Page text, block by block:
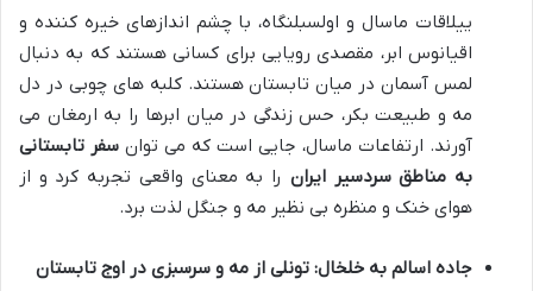
ییلاقات ماسال و اولسبلنگاه، با چشم اندازهای خیره کننده و
اقیانوس ابر، مقصدی رویایی برای کسانی هستند که به دنبال
لمس آسمان در میان تابستان هستند. کلبه های چوبی در دل
مه و طبیعت بکر، حس زندگی در میان ابرها را به ارمغان می
آورند. ارتفاعات ماسال، جایی است که می توان سفر تابستانی
به مناطق سردسیر ایران را به معنای واقعی تجربه کرد و از
هوای خنک و منظره بی نظیر مه و جنگل لذت برد.
جاده اسالم به خلخال: تونلی از مه و سرسبزی در اوج تابستان